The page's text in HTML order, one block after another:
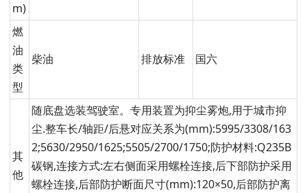
m)
燃
油
类
型
柴油 排放标准 国六
其
他
随底盘选装驾驶室。专用装置为抑尘雾炮,用于城市抑
尘.整车长/轴距/后悬对应关系为(mm):5995/3308/163
2;5630/2950/1625;5505/2700/1750;防护材料:Q235B
碳钢,连接方式:左右侧面采用螺栓连接,后下部防护采用
螺栓连接,后部防护断面尺寸(mm):120×50,后部防护离